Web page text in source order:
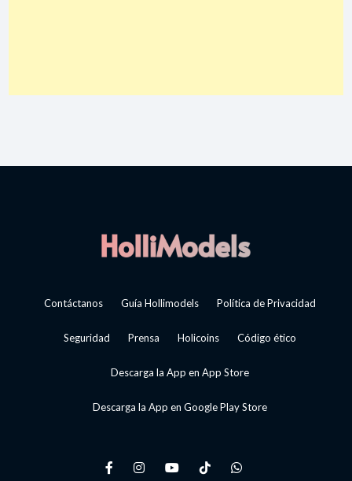
Contáctanos Guía Hollimodels Política de Privacidad
Seguridad Prensa Holicoins Código ético
Descarga la App en App Store
Descarga la App en Google Play Store